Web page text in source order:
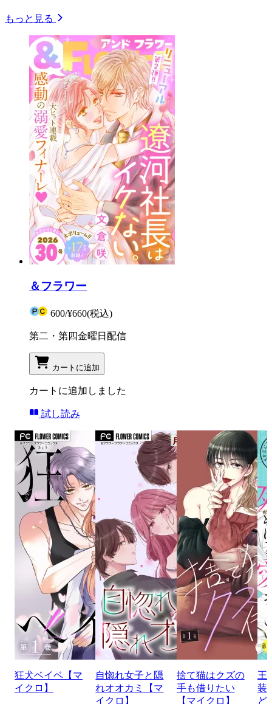
もっと見る
＆フラワー
600/¥660(税込)
第二・第四金曜日配信
カートに追加
カートに追加しました
試し読み
狂犬ベイベ【マ
イクロ】
自惚れ女子と隠
れオオカミ【マ
イクロ】
捨て猫はクズの
手も借りたい
【マイクロ】
王
装
ど